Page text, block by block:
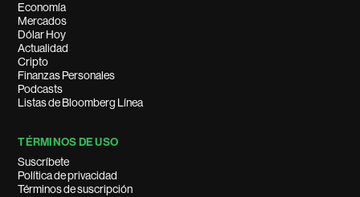
Economía
Mercados
Dólar Hoy
Actualidad
Cripto
Finanzas Personales
Podcasts
Listas de Bloomberg Línea
TÉRMINOS DE USO
Suscríbete
Política de privacidad
Términos de suscripción